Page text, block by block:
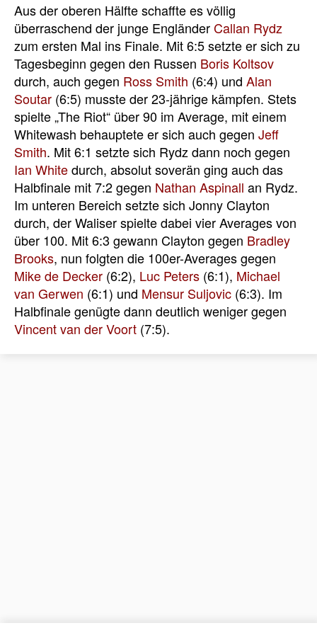
Aus der oberen Hälfte schaffte es völlig
überraschend der junge EngländerCallan Rydz
zum ersten Mal ins Finale. Mit 6:5 setzte er sich zu
Tagesbeginn gegen den Russen Boris Koltsov
durch, auch gegen Ross Smith (6:4) und Alan
Soutar (6:5) musste der 23-jährige kämpfen. Stets
spielte „The Riot“ über 90 im Average, mit einem
Whitewash behauptete er sich auch gegen Jeff
Smith. Mit 6:1 setzte sich Rydz dann noch gegen
Ian Whitedurch, absolut soverän ging auch das
Halbfinale mit 7:2 gegen Nathan Aspinall an Rydz.
Im unteren Bereich setzte sich Jonny Clayton
durch, der Waliser spielte dabei vier Averages von
über 100. Mit 6:3 gewann Clayton gegen Bradley
Brooks, nun folgten die 100er-Averages gegen
Mike de Decker (6:2), Luc Peters (6:1), Michael
van Gerwen (6:1) und Mensur Suljovic (6:3). Im
Halbfinale genügte dann deutlich weniger gegen
Vincent van der Voort (7:5).